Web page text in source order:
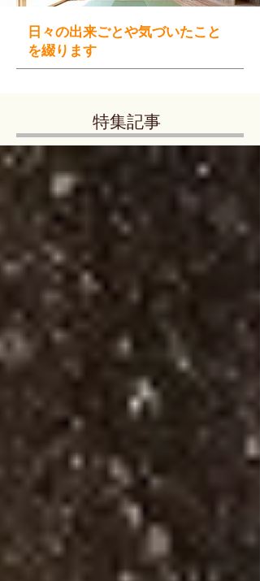
日々の出来ごとや気づいたこと
を綴ります
特集記事